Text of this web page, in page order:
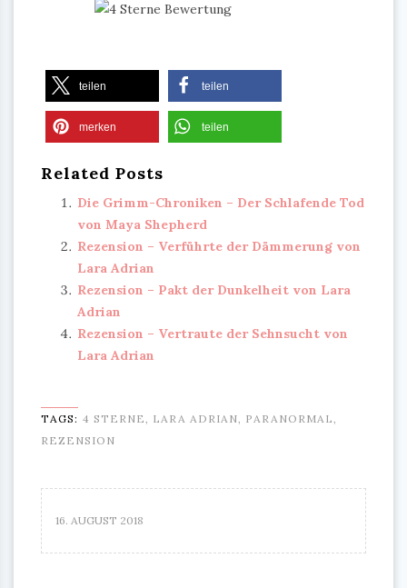
teilen teilen
merken teilen
Related Posts
Die Grimm-Chroniken – Der Schlafende Tod
von Maya Shepherd
Rezension – Verführte der Dämmerung von
Lara Adrian
Rezension – Pakt der Dunkelheit von Lara
Adrian
Rezension – Vertraute der Sehnsucht von
Lara Adrian
TAGS: 4 STERNE, LARA ADRIAN, PARANORMAL,
REZENSION
16. AUGUST 2018